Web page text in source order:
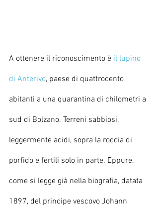
A ottenere il riconoscimento è il lupino
di Anterivo, paese di quattrocento
abitanti a una quarantina di chilometri a
sud di Bolzano. Terreni sabbiosi,
leggermente acidi, sopra la roccia di
porfido e fertili solo in parte. Eppure,
come si legge già nella biografia, datata
1897, del principe vescovo Johann